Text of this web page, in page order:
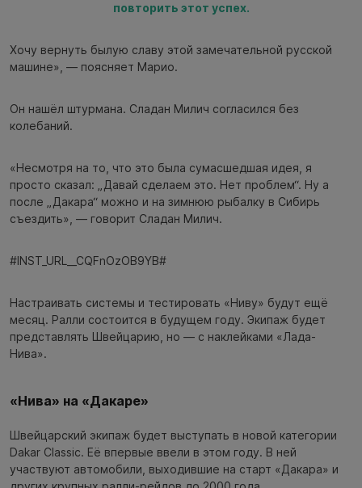
повторить этот успех.
Хочу вернуть былую славу этой замечательной русской
машине», — поясняет Марио.
Он нашёл штурмана. Сладан Милич согласился без
колебаний.
«Несмотря на то, что это была сумасшедшая идея, я
просто сказал: „Давай сделаем это. Нет проблем“. Ну а
после „Дакара“ можно и на зимнюю рыбалку в Сибирь
съездить», — говорит Сладан Милич.
#INST_URL__CQFnOzOB9YB#
Настраивать системы и тестировать «Ниву» будут ещё
месяц. Ралли состоится в будущем году. Экипаж будет
представлять Швейцарию, но — с наклейками «Лада-
Нива».
«Нива» на «Дакаре»
Швейцарский экипаж будет выступать в новой категории
Dakar Classic. Её впервые ввели в этом году. В ней
участвуют автомобили, выходившие на старт «Дакара» и